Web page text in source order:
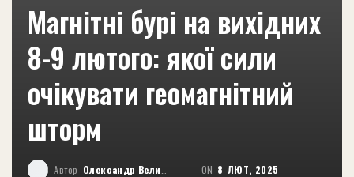
Магнітні бурі на вихідних
8-9 лютого: якої сили
очікувати геомагнітний
шторм
Автор Олександр Великий ON 8 ЛЮТ, 2025